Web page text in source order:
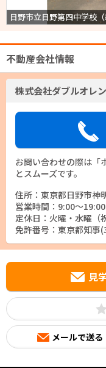
日野市立日野第四中学校（
不動産会社情報
株式会社ダブルオレ
お問い合わせの際は「
とスムーズです。
住所：東京都日野市神
営業時間：9:00～19:00
定休日：火曜・水曜（
免許番号：東京都知事
見
メールで送る